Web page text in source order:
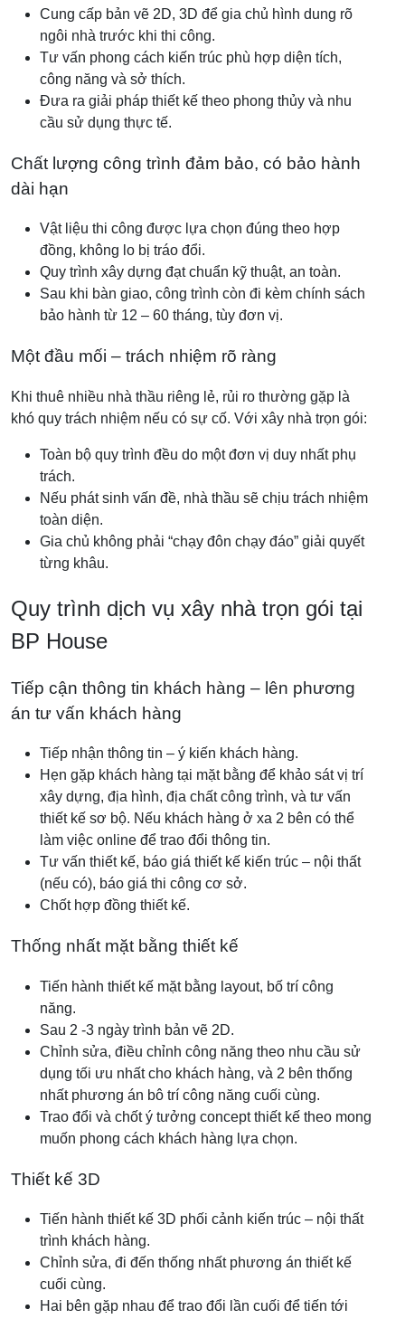
Cung cấp bản vẽ 2D, 3D để gia chủ hình dung rõ
ngôi nhà trước khi thi công.
Tư vấn phong cách kiến trúc phù hợp diện tích,
công năng và sở thích.
Đưa ra giải pháp thiết kế theo phong thủy và nhu
cầu sử dụng thực tế.
Chất lượng công trình đảm bảo, có bảo hành
dài hạn
Vật liệu thi công được lựa chọn đúng theo hợp
đồng, không lo bị tráo đổi.
Quy trình xây dựng đạt chuẩn kỹ thuật, an toàn.
Sau khi bàn giao, công trình còn đi kèm chính sách
bảo hành từ 12 – 60 tháng, tùy đơn vị.
Một đầu mối – trách nhiệm rõ ràng
Khi thuê nhiều nhà thầu riêng lẻ, rủi ro thường gặp là
khó quy trách nhiệm nếu có sự cố. Với xây nhà trọn gói:
Toàn bộ quy trình đều do một đơn vị duy nhất phụ
trách.
Nếu phát sinh vấn đề, nhà thầu sẽ chịu trách nhiệm
toàn diện.
Gia chủ không phải “chạy đôn chạy đáo” giải quyết
từng khâu.
Quy trình dịch vụ xây nhà trọn gói tại
BP House
Tiếp cận thông tin khách hàng – lên phương
án tư vấn khách hàng
Tiếp nhận thông tin – ý kiến khách hàng.
Hẹn gặp khách hàng tại mặt bằng để khảo sát vị trí
xây dựng, địa hình, địa chất công trình, và tư vấn
thiết kế sơ bộ. Nếu khách hàng ở xa 2 bên có thể
làm việc online để trao đổi thông tin.
Tư vấn thiết kế, báo giá thiết kế kiến trúc – nội thất
(nếu có), báo giá thi công cơ sở.
Chốt hợp đồng thiết kế.
Thống nhất mặt bằng thiết kế
Tiến hành thiết kế mặt bằng layout, bố trí công
năng.
Sau 2 -3 ngày trình bản vẽ 2D.
Chỉnh sửa, điều chỉnh công năng theo nhu cầu sử
dụng tối ưu nhất cho khách hàng, và 2 bên thống
nhất phương án bô trí công năng cuối cùng.
Trao đổi và chốt ý tưởng concept thiết kế theo mong
muốn phong cách khách hàng lựa chọn.
Thiết kế 3D
Tiến hành thiết kế 3D phối cảnh kiến trúc – nội thất
trình khách hàng.
Chỉnh sửa, đi đến thống nhất phương án thiết kế
cuối cùng.
Hai bên gặp nhau để trao đổi lần cuối để tiến tới